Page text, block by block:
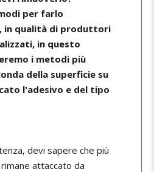
per farlo
in qualità di produttori
in questo
i metodi più
della superficie su
l'adesivo e del tipo
devi sapere che più
attaccato da